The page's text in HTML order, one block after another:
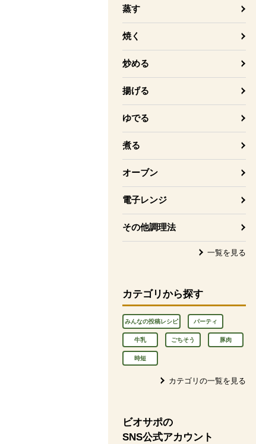
蒸す
焼く
炒める
揚げる
ゆでる
煮る
オーブン
電子レンジ
その他調理法
一覧を見る
カテゴリから探す
みんなの投稿レシピ パーティ
牛乳 ごちそう 豚肉
時短
カテゴリの一覧を見る
ビオサポの
SNS公式アカウント